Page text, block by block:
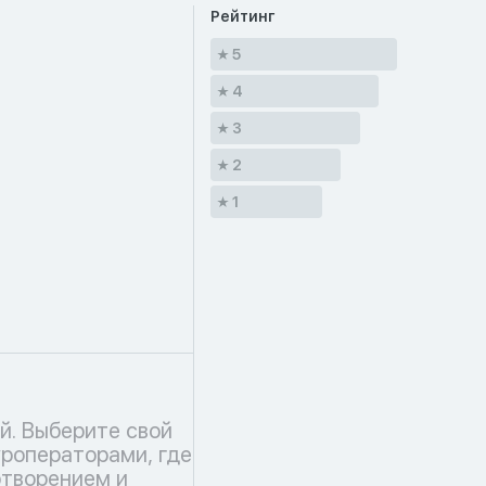
Рейтинг
5
4
3
2
1